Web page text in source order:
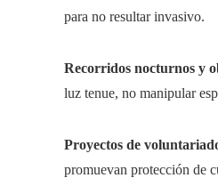
para no resultar invasivo.
Recorridos nocturnos y
luz tenue, no manipular
Proyectos de
promuevan protección de